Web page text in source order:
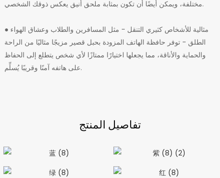
مختلفة، ويمكن أيضًا أن تكون بمثابة ملحق أنيق يعكس ذوقك الشخصي.
● مثالية للأشخاص كثيري التنقل - مثل المسافرين والطلاب وعشاق الهواء
الطلق - توفر حافظة الهاتف المزودة بحبل قصير مزيجًا مثاليًا من الراحة
والحماية والأناقة، مما يجعلها اختيارًا ممتازًا لأي شخص يتطلع إلى الحفاظ
على هاتفه آمنًا وقريبًا يُسلِّم.
تفاصيل المنتج